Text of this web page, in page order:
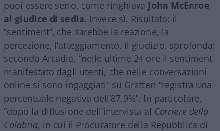
puoi essere serio, come ringhiava John McEnroe
al giudice di sedia. Invece sì. Risultato: il
“sentiment”, che sarebbe la reazione, la
percezione, l’atteggiamento, il giudizio, sprofonda:
secondo Arcadia, “nelle ultime 24 ore il sentiment
manifestato dagli utenti, che nelle conversazioni
online si sono ingaggiati” su Gratteri “registra una
percentuale negativa dell’87,9%”. In particolare,
“dopo la diffusione dell’intervista al Corriere della
Calabria, in cui il Procuratore della Repubblica di